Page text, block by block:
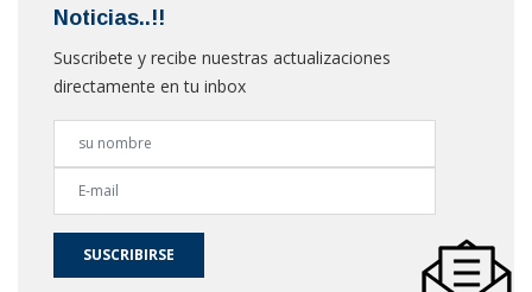
Noticias..!!
Suscribete y recibe nuestras actualizaciones
directamente en tu inbox
SUSCRIBIRSE